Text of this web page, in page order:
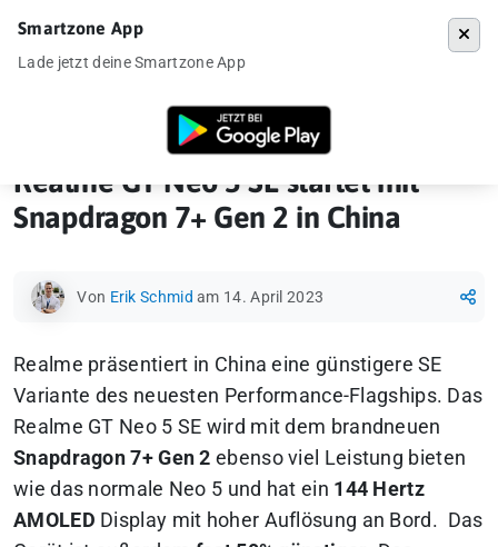
Ankündigung Realme GT Neo 5 SE startet mit
Realme GT Neo 5 SE startet mit
Snapdragon 7+ Gen 2 in China
Von Erik Schmid am 14. April 2023
Realme präsentiert in China eine günstigere SE
Variante des neuesten Performance-Flagships. Das
Realme GT Neo 5 SE wird mit dem brandneuen
Snapdragon 7+ Gen 2 ebenso viel Leistung bieten
wie das normale Neo 5 und hat ein 144 Hertz
AMOLED Display mit hoher Auflösung an Bord. Das
Smartzone App
Lade jetzt deine Smartzone App